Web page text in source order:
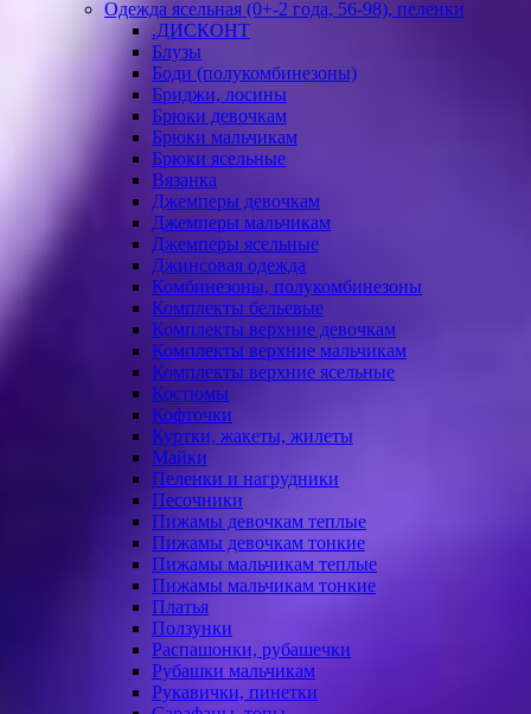
Одежда ясельная (0+-2 года, 56-98), пеленки
.ДИСКОНТ
Блузы
Боди (полукомбинезоны)
Бриджи, лосины
Брюки девочкам
Брюки мальчикам
Брюки ясельные
Вязанка
Джемперы девочкам
Джемперы мальчикам
Джемперы ясельные
Джинсовая одежда
Комбинезоны, полукомбинезоны
Комплекты бельевые
Комплекты верхние девочкам
Комплекты верхние мальчикам
Комплекты верхние ясельные
Костюмы
Кофточки
Куртки, жакеты, жилеты
Майки
Пеленки и нагрудники
Песочники
Пижамы девочкам теплые
Пижамы девочкам тонкие
Пижамы мальчикам теплые
Пижамы мальчикам тонкие
Платья
Ползунки
Распашонки, рубашечки
Рубашки мальчикам
Рукавички, пинетки